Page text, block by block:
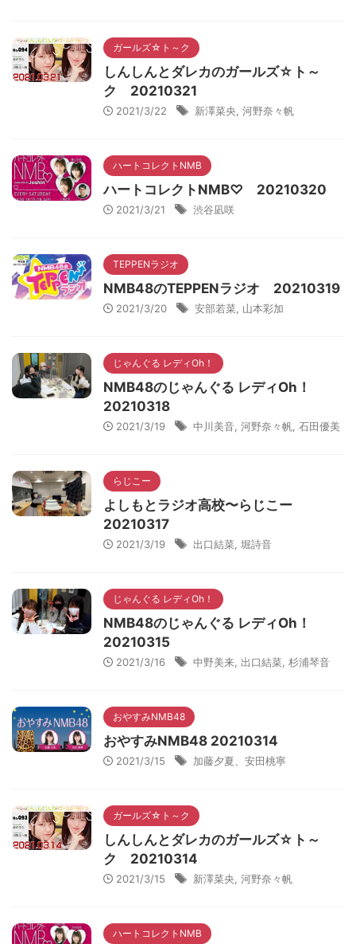
ガールズ☆ト～ク
しんしんとダレカのガールズ☆ト～
ク 20210321
2021/3/22 新澤菜央 河野奈々帆
ハートコレクトNMB
ハートコレクトNMB♡ 20210320
2021/3/21 渋谷凪咲
TEPPENラジオ
NMB48のTEPPENラジオ 20210319
2021/3/20 安部若菜 山本彩加
じゃんぐる レディOh！
NMB48のじゃんぐる レディOh！
20210318
2021/3/19 中川美音 河野奈々帆 石田優美
らじこー
よしもとラジオ高校〜らじこー
20210317
2021/3/19 出口結菜 堀詩音
じゃんぐる レディOh！
NMB48のじゃんぐる レディOh！
20210315
2021/3/16 中野美来 出口結菜 杉浦琴音
おやすみNMB48
おやすみNMB48 20210314
2021/3/15 加藤夕夏、安田桃寧
ガールズ☆ト～ク
しんしんとダレカのガールズ☆ト～
ク 20210314
2021/3/15 新澤菜央 河野奈々帆
ハートコレクトNMB